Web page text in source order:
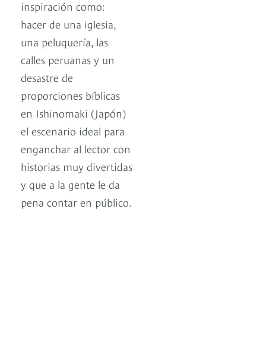
inspiración como:
hacer de una iglesia,
una peluquería, las
calles peruanas y un
desastre de
proporciones bíblicas
en Ishinomaki (Japón)
el escenario ideal para
enganchar al lector con
historias muy divertidas
y que a la gente le da
pena contar en público.